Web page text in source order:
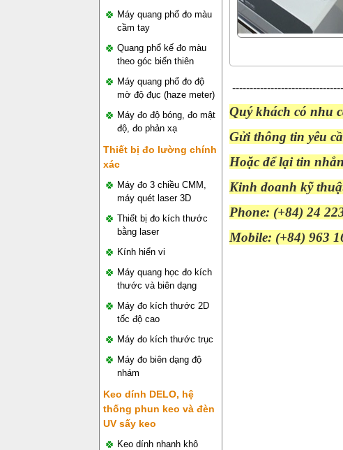
Máy quang phổ đo màu
cầm tay
Quang phổ kế đo màu
theo góc biến thiên
Máy quang phổ đo độ
mờ độ đục (haze meter)
Máy đo độ bóng, đo mật
độ, đo phản xạ
Thiết bị đo lường chính
xác
Máy đo 3 chiều CMM,
máy quét laser 3D
Thiết bị đo kích thước
bằng laser
Kính hiển vi
Máy quang học đo kích
thước và biên dạng
Máy đo kích thước 2D
tốc độ cao
Máy đo kích thước trục
Máy đo biên dạng độ
nhám
Keo dính DELO, hệ
thống phun keo và đèn
UV sấy keo
Keo dính nhanh khô
Quý khách có nhu
Gửi thông tin yêu
Hoặc để lại tin
Kinh doanh kỹ
Phone: (+84) 24
Mobile: (+84) 963